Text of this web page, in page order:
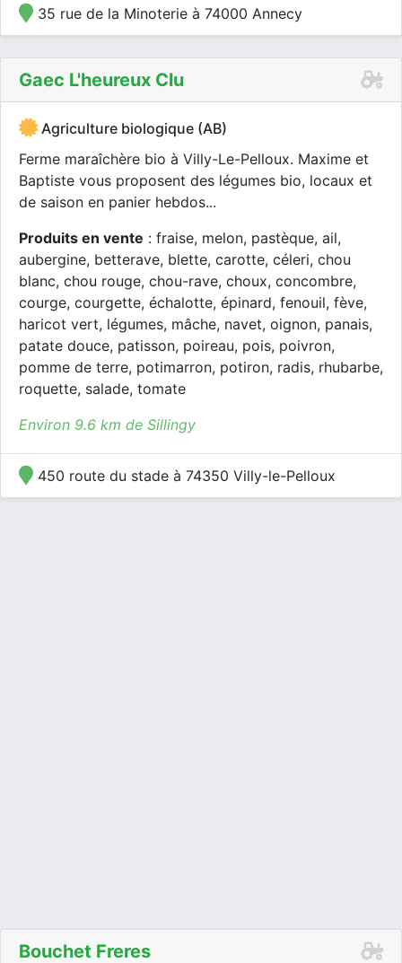
35 rue de la Minoterie à 74000 Annecy
Gaec L'heureux Clu
Agriculture biologique (AB)
Ferme maraîchère bio à Villy-Le-Pelloux. Maxime et
Baptiste vous proposent des légumes bio, locaux et
de saison en panier hebdos...
Produits en vente : fraise, melon, pastèque, ail,
aubergine, betterave, blette, carotte, céleri, chou
blanc, chou rouge, chou-rave, choux, concombre,
courge, courgette, échalotte, épinard, fenouil, fève,
haricot vert, légumes, mâche, navet, oignon, panais,
patate douce, patisson, poireau, pois, poivron,
pomme de terre, potimarron, potiron, radis, rhubarbe,
roquette, salade, tomate
Environ 9.6 km de Sillingy
450 route du stade à 74350 Villy-le-Pelloux
Bouchet Freres